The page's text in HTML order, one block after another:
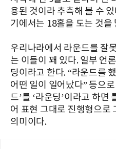
용된 것이라 추측해 볼 수
기에서는 18홀을 도는 것을
우리나라에서 라운드를 잘
는 이들이 꽤 있다. 일부 언
딩이라고 한다. “라운드를
어떤 일이 일어났다” 등으
드’를 ‘라운딩’이라고 하면
어 표현 그대로 진행형으로
의미이다.